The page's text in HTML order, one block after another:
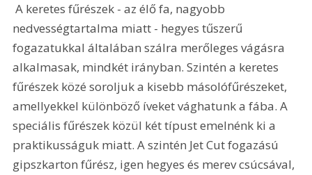
A keretes fűrészek - az élő fa, nagyobb
nedvességtartalma miatt - hegyes tűszerű
fogazatukkal általában szálra merőleges vágásra
alkalmasak, mindkét irányban. Szintén a keretes
fűrészek közé soroljuk a kisebb másolófűrészeket,
amellyekkel különböző íveket vághatunk a fába. A
speciális fűrészek közül két típust emelnénk ki a
praktikusságuk miatt. A szintén Jet Cut fogazású
gipszkarton fűrész, igen hegyes és merev csúcsával,